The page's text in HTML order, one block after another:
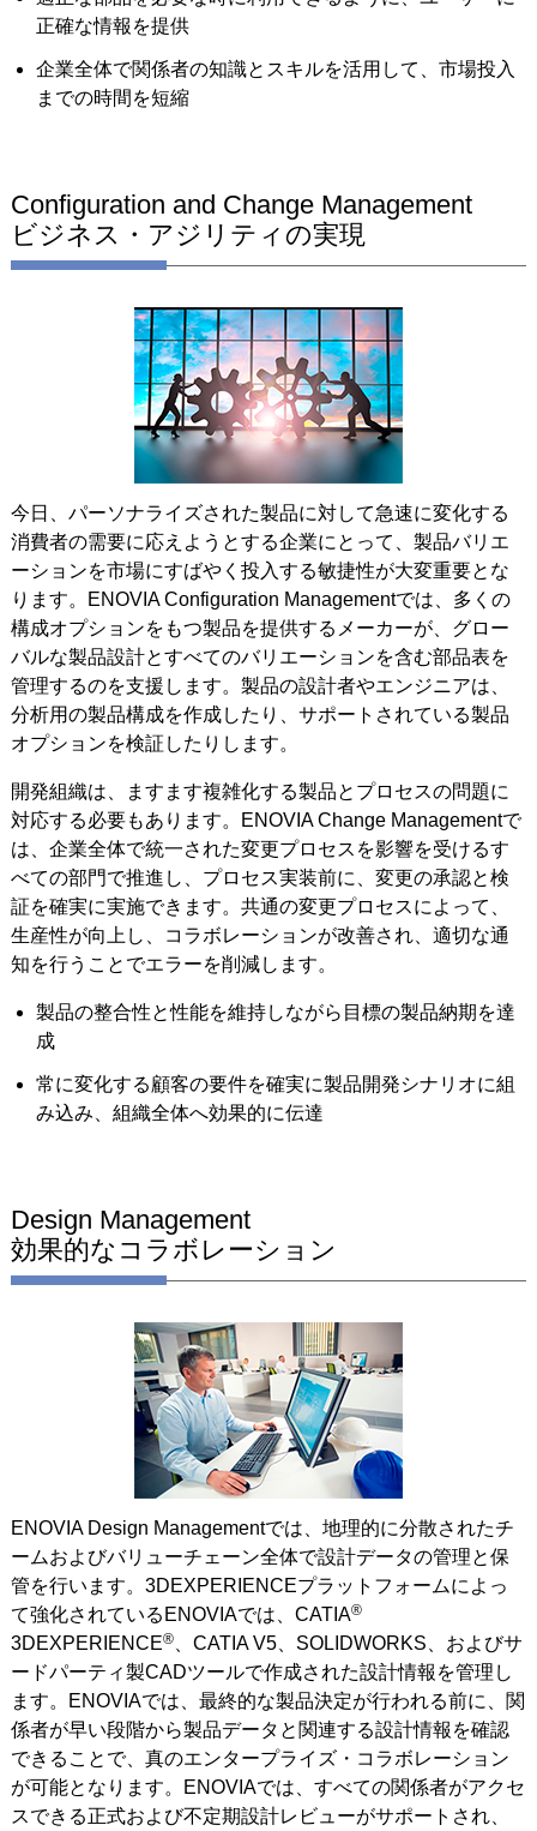
正確な情報を提供
企業全体で関係者の知識とスキルを活用して、市場投入
までの時間を短縮
Configuration and Change Management
ビジネス・アジリティの実現
今日、パーソナライズされた製品に対して急速に変化する
消費者の需要に応えようとする企業にとって、製品バリエ
ーションを市場にすばやく投入する敏捷性が大変重要とな
ります。ENOVIA Configuration Managementでは、多くの
構成オプションをもつ製品を提供するメーカーが、グロー
バルな製品設計とすべてのバリエーションを含む部品表を
管理するのを支援します。製品の設計者やエンジニアは、
分析用の製品構成を作成したり、サポートされている製品
オプションを検証したりします。
開発組織は、ますます複雑化する製品とプロセスの問題に
対応する必要もあります。ENOVIA Change Managementで
は、企業全体で統一された変更プロセスを影響を受けるす
べての部門で推進し、プロセス実装前に、変更の承認と検
証を確実に実施できます。共通の変更プロセスによって、
生産性が向上し、コラボレーションが改善され、適切な通
知を行うことでエラーを削減します。
製品の整合性と性能を維持しながら目標の製品納期を達
成
常に変化する顧客の要件を確実に製品開発シナリオに組
み込み、組織全体へ効果的に伝達
Design Management
効果的なコラボレーション
ENOVIA Design Managementでは、地理的に分散されたチ
ームおよびバリューチェーン全体で設計データの管理と保
管を行います。3DEXPERIENCEプラットフォームによっ
て強化されているENOVIAでは、CATIA®
3DEXPERIENCE®、CATIA V5、SOLIDWORKS、およびサ
ードパーティ製CADツールで作成された設計情報を管理し
ます。ENOVIAでは、最終的な製品決定が行われる前に、関
係者が早い段階から製品データと関連する設計情報を確認
できることで、真のエンタープライズ・コラボレーション
が可能となります。ENOVIAでは、すべての関係者がアクセ
スできる正式および不定期設計レビューがサポートされ、